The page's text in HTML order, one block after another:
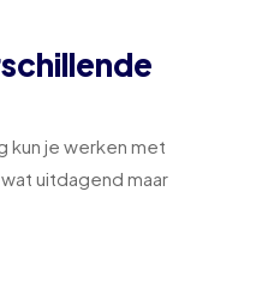
kun je werken met
uitdagend maar